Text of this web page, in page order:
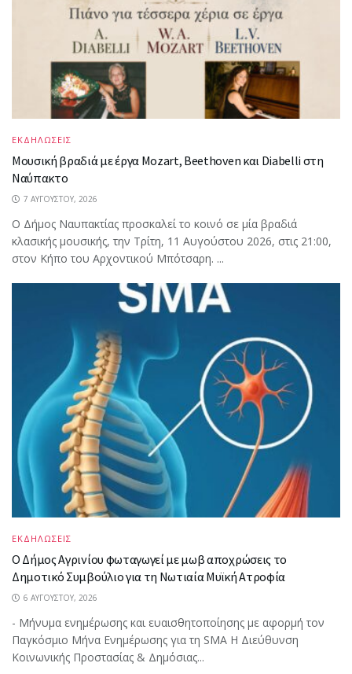
ΕΚΔΗΛΩΣΕΙΣ
Μουσική βραδιά με έργα Mozart, Beethoven και Diabelli στη
Ναύπακτο
7 ΑΥΓΟΎΣΤΟΥ, 2026
Ο Δήμος Ναυπακτίας προσκαλεί το κοινό σε μία βραδιά
κλασικής μουσικής, την Τρίτη, 11 Αυγούστου 2026, στις 21:00,
στον Κήπο του Αρχοντικού Μπότσαρη. ...
ΕΚΔΗΛΩΣΕΙΣ
Ο Δήμος Αγρινίου φωταγωγεί με μωβ αποχρώσεις το
Δημοτικό Συμβούλιο για τη Νωτιαία Μυϊκή Ατροφία
6 ΑΥΓΟΎΣΤΟΥ, 2026
- Μήνυμα ενημέρωσης και ευαισθητοποίησης με αφορμή τον
Παγκόσμιο Μήνα Ενημέρωσης για τη SMA Η Διεύθυνση
Κοινωνικής Προστασίας & Δημόσιας...